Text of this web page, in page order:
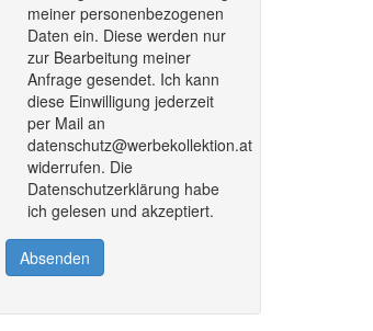
meiner personenbezogenen
Daten ein. Diese werden nur
zur Bearbeitung meiner
Anfrage gesendet. Ich kann
diese Einwilligung jederzeit
per Mail an
datenschutz@werbekollektion.at
widerrufen. Die
Datenschutzerklärung habe
ich gelesen und akzeptiert.
Absenden